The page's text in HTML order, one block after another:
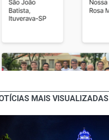
MAIS VISUALIZADAS